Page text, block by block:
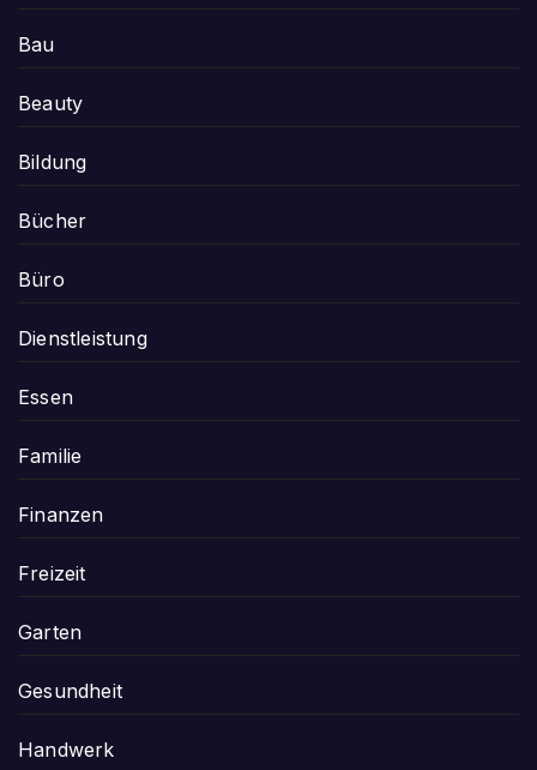
Bau
Beauty
Bildung
Bücher
Büro
Dienstleistung
Essen
Familie
Finanzen
Freizeit
Garten
Gesundheit
Handwerk